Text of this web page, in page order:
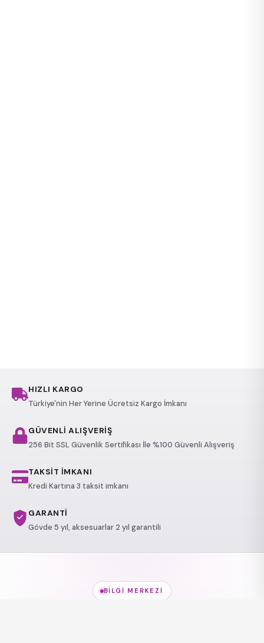
HIZLI KARGO
Türkiye'nin Her Yerine Ücretsiz Kargo İmkanı
GÜVENLİ ALIŞVERİŞ
256 Bit SSL Güvenlik Sertifikası İle %100 Güvenli Alışveriş
TAKSİT İMKANI
Kredi Kartına 3 taksit imkanı
GARANTİ
Gövde 5 yıl, aksesuarlar 2 yıl garantili
BILGI MERKEZI